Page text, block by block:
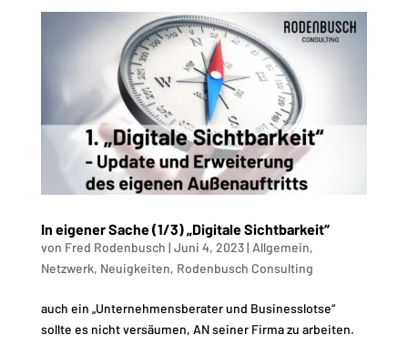
In eigener Sache (1/3) „Digitale Sichtbarkeit“
von Fred Rodenbusch | Juni 4, 2023| Allgemein,
Netzwerk, Neuigkeiten, Rodenbusch Consulting
auch ein „Unternehmensberater und Businesslotse“
sollte es nicht versäumen, AN seiner Firma zu arbeiten.
Kundenbewertungen und Erfahrungen zu